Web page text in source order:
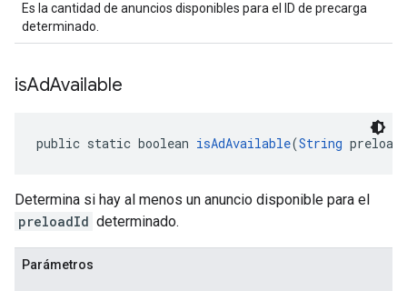
Es la cantidad de anuncios disponibles para el ID de precarga
determinado.
isAdAvailable
public static boolean isAdAvailable(String
Determina si hay al menos un anuncio disponible para el
preloadId determinado.
Parámetros